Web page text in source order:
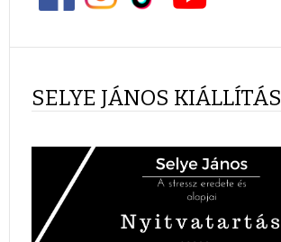
SELYE JÁNOS KIÁLLÍTÁS